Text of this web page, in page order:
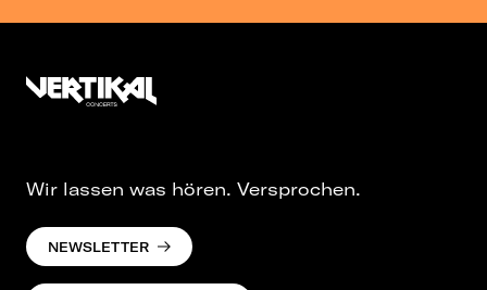
Wir lassen was hören. Versprochen.
NEWSLETTER